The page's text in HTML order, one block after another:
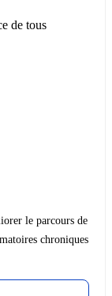
de tous
le parcours de
chroniques